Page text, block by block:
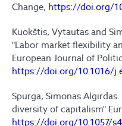
Change, https://doi.org/
Kuokštis, Vytautas and
"Labor market flexibility
European Journal of
https://doi.org/10.1016/
Spurga, Simonas
diversity of capitalism"
https://doi.org/10.1057/